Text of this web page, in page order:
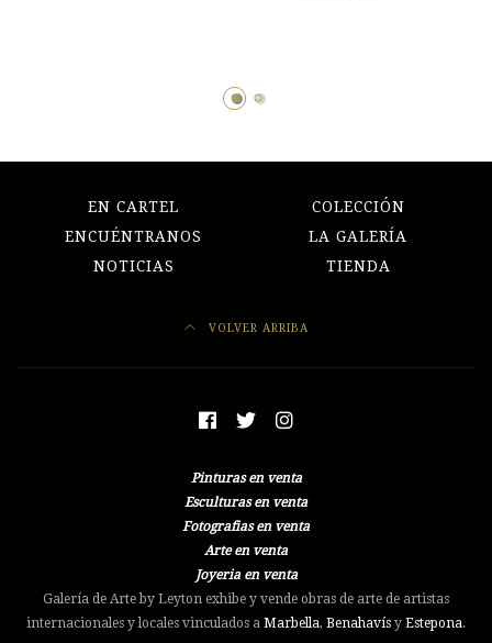
EN CARTEL
COLECCIÓN
ENCUÉNTRANOS
LA GALERÍA
NOTICIAS
TIENDA
VOLVER ARRIBA
Pinturas en venta
Esculturas en venta
Fotografias en venta
Arte en venta
Joyeria en venta
Galería de Arte by Leyton exhibe y vende obras de arte de artistas
internacionales y locales vinculados a Marbella, Benahavís y Estepona.